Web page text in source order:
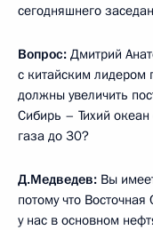
сегодняшнего
Вопрос: Дмитрий
с китайским лидером
должны увеличить
Сибирь – Тихий
газа до 30?
Д.Медведев: Вы
потому что
у нас в основном